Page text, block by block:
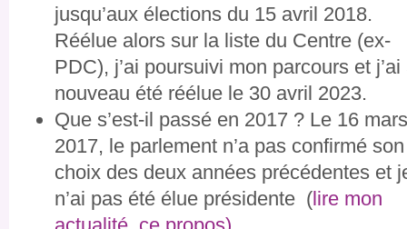
jusqu’aux élections du 15 avril 2018.
Réélue alors sur la liste du Centre (ex-
PDC), j’ai poursuivi mon parcours et j’ai
nouveau été réélue le 30 avril 2023.
Que s’est-il passé en 2017 ? Le 16 mars
2017, le parlement n’a pas confirmé son
choix des deux années précédentes et
n’ai pas été élue présidente (lire mon
actualité ce propos)